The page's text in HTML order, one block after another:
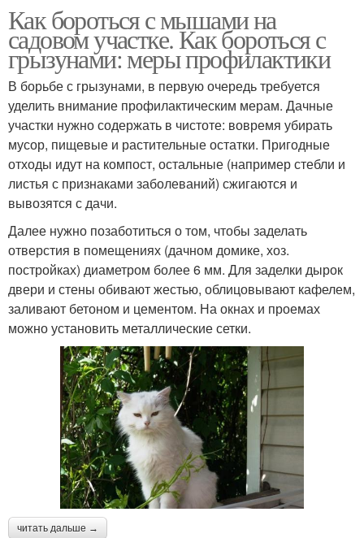
Как бороться с мышами на
садовом участке. Как бороться с
грызунами: меры профилактики
В борьбе с грызунами, в первую очередь требуется
уделить внимание профилактическим мерам. Дачные
участки нужно содержать в чистоте: вовремя убирать
мусор, пищевые и растительные остатки. Пригодные
отходы идут на компост, остальные (например стебли и
листья с признаками заболеваний) сжигаются и
вывозятся с дачи.
Далее нужно позаботиться о том, чтобы заделать
отверстия в помещениях (дачном домике, хоз.
постройках) диаметром более 6 мм. Для заделки дырок
двери и стены обивают жестью, облицовывают кафелем,
заливают бетоном и цементом. На окнах и проемах
можно установить металлические сетки.
читать дальше →